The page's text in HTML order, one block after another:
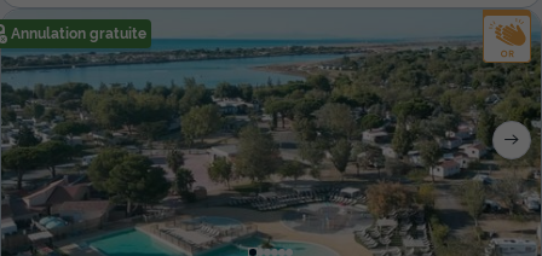
Annulation gratuite